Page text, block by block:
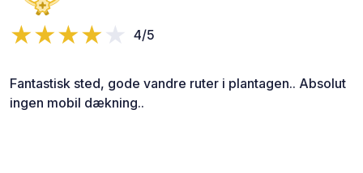
4/5
Fantastisk sted, gode vandre ruter i plantagen.. Absolut
ingen mobil dækning..